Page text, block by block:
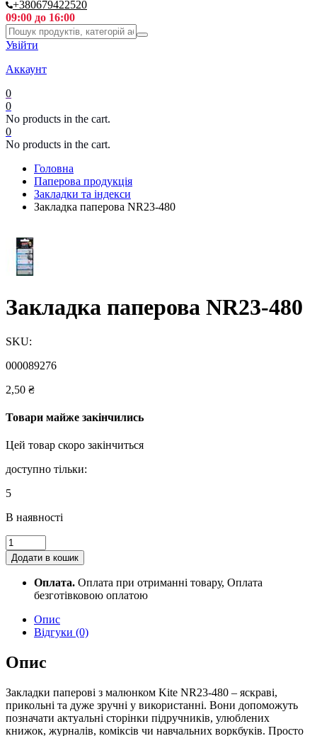
+380679422520
09:00 до 16:00
Увійти
Аккаунт
0
0
No products in the cart.
0
No products in the cart.
Головна
Паперова продукція
Закладки та індекси
Закладка паперова NR23-480
Закладка паперова NR23-480
SKU:
000089276
2,50 ₴
Товари майже закінчились
Цей товар скоро закінчиться
доступно тільки:
5
В наявності
Закладка
паперова
NR23-
quantity
Додати в кошик
Оплата. Оплата при отриманні товару, Оплата
безготівковою оплатою
Опис
Відгуки (0)
Опис
Закладки паперові з малюнком Kite NR23-480 – яскраві,
прикольні та дуже зручні у використанні. Вони допоможуть
позначати актуальні сторінки підручників, улюблених
книжок, журналів, коміксів чи навчальних воркбуків. Просто